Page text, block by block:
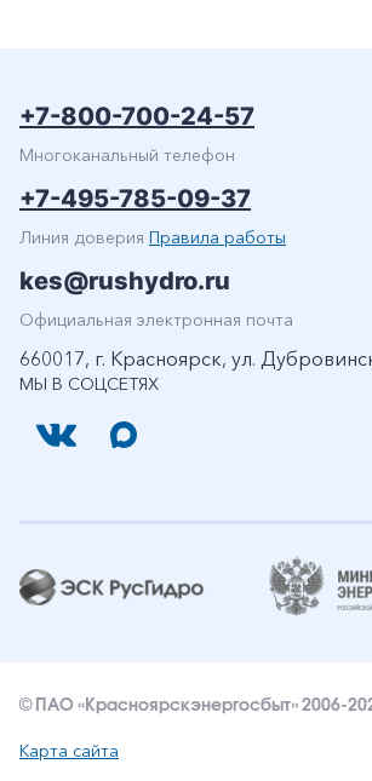
МЫ В СОЦСЕТЯХ
+7-800-700-24-57
Многоканальный телефон
+7-495-785-09-37
Линия доверия Правила работы
kes@rushydro.ru
Официальная электронная почта
660017, г. Красноярск, ул.
© ПАО «Красноярскэнергосбыт» 2006-
Карта сайта